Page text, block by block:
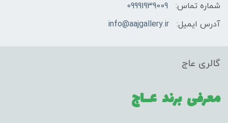
شماره تماس:
09991939009
آدرس ایمیل:
info@aajgallery.ir
گالری عاج
معرفی برند عــاج